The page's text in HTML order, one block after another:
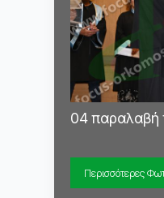
04 παραλαβή
Περισσότερες